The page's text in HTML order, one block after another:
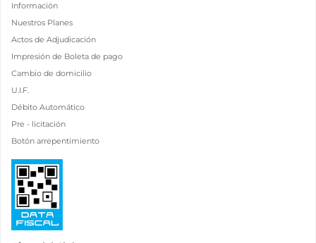
Información
Nuestros Planes
Actos de Adjudicación
Impresión de Boleta de pago
Cambio de domicilio
U.I.F.
Débito Automático
Pre - licitación
Botón arrepentimiento